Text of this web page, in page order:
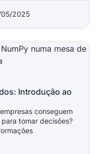
2025
Introdução ao
conseguem
tomar decisões?